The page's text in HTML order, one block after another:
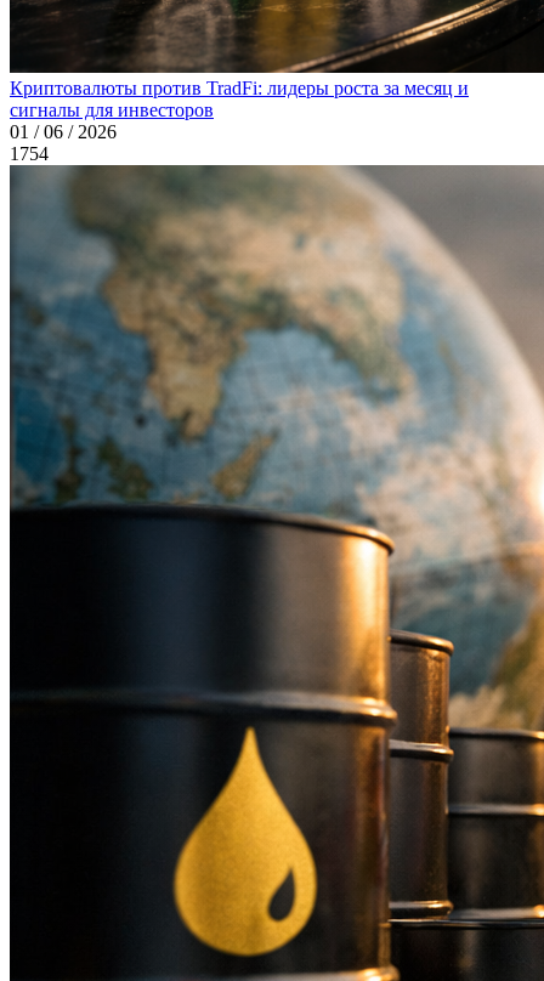
Криптовалюты против TradFi: лидеры роста за месяц и
сигналы для инвесторов
01 / 06 / 2026
1754